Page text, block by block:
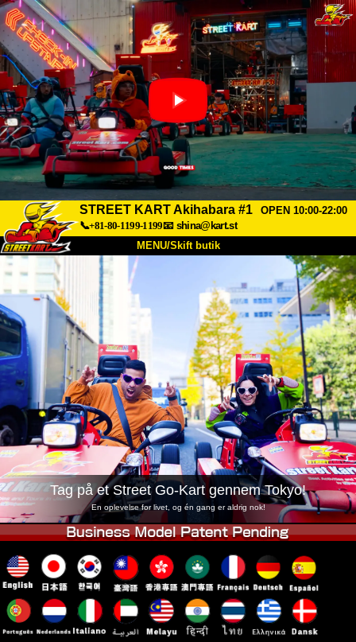
STREET KART Akihabara #1
OPEN 10:00-22:00
📞+81-80-1199-1199📧 shina@kart.st
MENU/Skift butik
Om Specifikationer Pris
Adgang Stemme FAQ
Virksomhed Booking
Skift butik
Tokyo Shinagawa Tokyo Akihabara#1
Tokyo Akihabara#2 Tokyo Shibuya
Tokyo Shibuya Annex Tokyo Bay
Tokyo Asakusa Osaka
Okinawa
Tag på et Street Go-Kart gennem Tokyo!
En oplevelse for livet, og én gang er aldrig nok!